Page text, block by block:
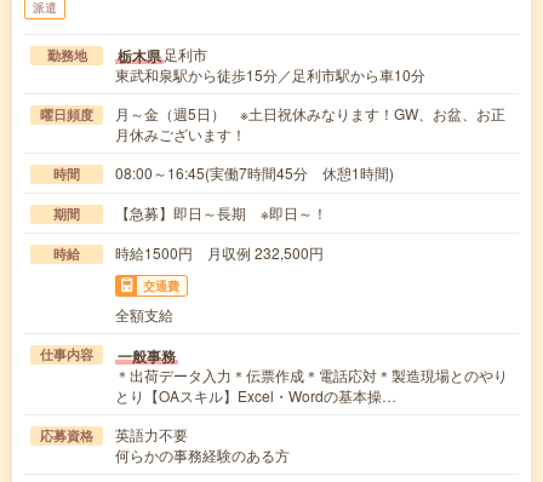
派遣
勤務地 栃木県 足利市
東武和泉駅から徒歩15分／足利市駅から車10分
曜日頻度
月～金（週5日） ※土日祝休みなります！GW、お盆、お正
月休みございます！
時間 08:00～16:45(実働7時間45分 休憩1時間)
期間 【急募】即日～長期 ※即日～！
時給 時給1500円 月収例 232,500円
交通費
全額支給
仕事内容 一般事務
＊出荷データ入力＊伝票作成＊電話応対＊製造現場とのやり
とり【OAスキル】Excel・Wordの基本操…
応募資格
英語力不要
何らかの事務経験のある方